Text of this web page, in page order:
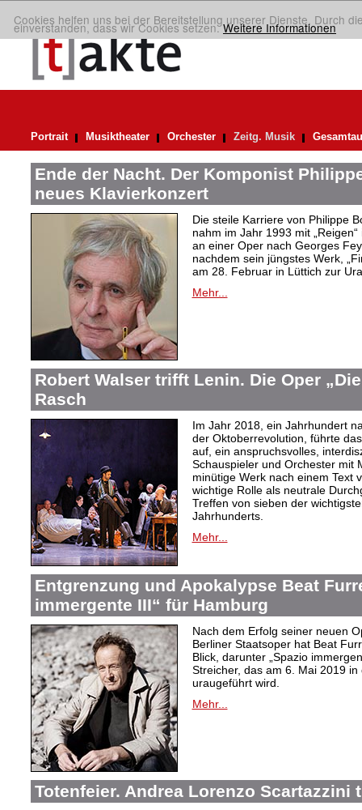
Cookies helfen uns bei der Bereitstellung unserer Dienste. Durch
einverstanden, dass wir Cookies setzen.Weitere Informationen
Portrait Musiktheater Orchester Zeitg. Musik
Ende der Nacht. Der Komponist
neues Klavierkonzert
Die steile Karriere von Philippe
nahm im Jahr 1993 mit
an einer Oper nach Georges
nachdem sein jüngstes Werk,
am 28. Februar in Lüttich zur
Mehr...
Robert Walser trifft Lenin. Die Oper
Rasch
Im Jahr 2018, ein Jahrhundert
der Oktoberrevolution, führte
auf, ein anspruchsvolles,
Schauspieler und Orchester mit
minütige Werk nach einem Text
wichtige Rolle als neutrale
Treffen von sieben der
Jahrhunderts.
Mehr...
Entgrenzung und Apokalypse Beat
immergente III“ für Hamburg
Nach dem Erfolg seiner neuen
Berliner Staatsoper hat Beat
Blick, darunter „Spazio
Streicher, das am 6. Mai 2019
uraugeführt wird.
Mehr...
Totenfeier. Andrea Lorenzo Scartazzini